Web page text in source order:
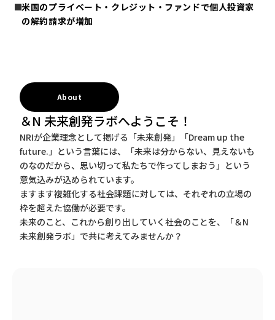
米国のプライベート・クレジット・ファンドで個人投資家
の解約請求が増加
About
＆N 未来創発ラボへようこそ！
NRIが企業理念として掲げる「未来創発」「Dream up the
future.」という言葉には、「未来は分からない、見えないも
のなのだから、思い切って私たちで作ってしまおう」という
意気込みが込められています。
ますます複雑化する社会課題に対しては、それぞれの立場の
枠を超えた協働が必要です。
未来のこと、これから創り出していく社会のことを、「＆N
未来創発ラボ」で共に考えてみませんか？